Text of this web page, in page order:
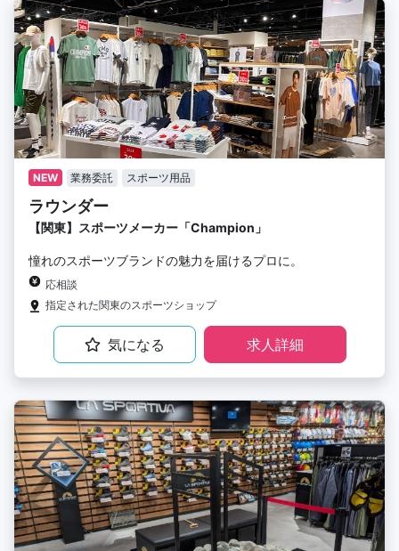
NEW 業務委託 スポーツ用品
ラウンダー
【関東】スポーツメーカー「Champion」
憧れのスポーツブランドの魅力を届けるプロに。
応相談
指定された関東のスポーツショップ
気になる 求人詳細